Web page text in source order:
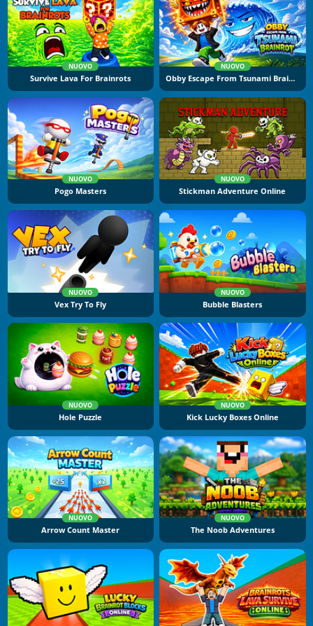
NUOVO
Survive Lava For Brainrots
NUOVO
Obby Escape From Tsunami Brainrot
NUOVO
Pogo Masters
NUOVO
Stickman Adventure Online
NUOVO
Vex Try To Fly
NUOVO
Bubble Blasters
NUOVO
Hole Puzzle
NUOVO
Kick Lucky Boxes Online
NUOVO
Arrow Count Master
NUOVO
The Noob Adventures